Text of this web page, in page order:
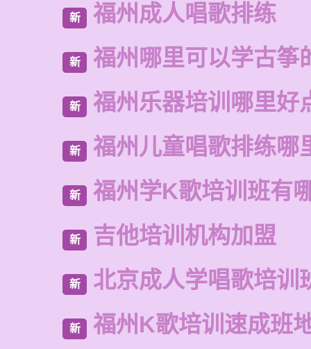
新 福州成人唱歌排练
新 福州哪里可以学古筝
新 福州乐器培训哪里好
新 福州儿童唱歌排练哪
新 福州学K歌培训班有
新 吉他培训机构加盟
新 北京成人学唱歌培训
新 福州K歌培训速成班